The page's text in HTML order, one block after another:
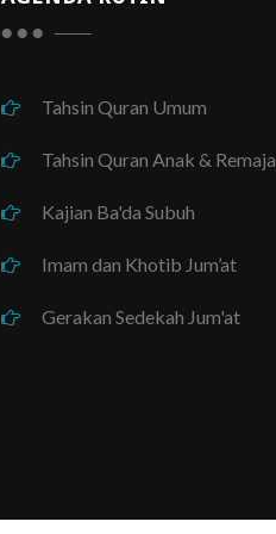
Tahsin Quran Umum
Tahsin Quran Anak & Remaja
Kajian Ba'da Subuh
Imam dan Khotib Jum’at
Gerakan Sedekah Jum'at